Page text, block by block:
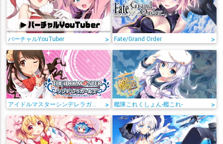
バーチャルYouTuber > Fate/Grand Order >
アイドルマスターシンデレラガールズ > 艦隊これくしょん-艦これ- >